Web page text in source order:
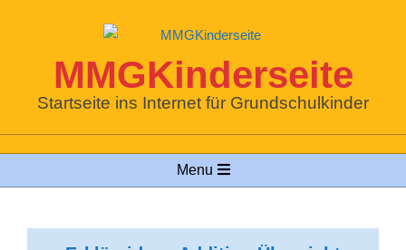
MMGKinderseite
Startseite ins Internet für Grundschulkinder
Navigation
Menu